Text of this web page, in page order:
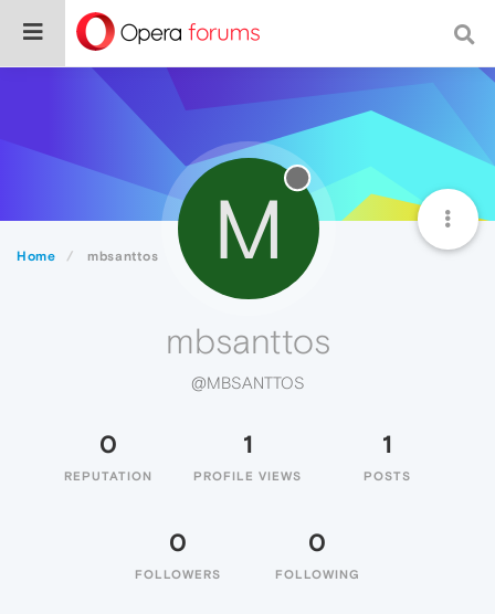
Home mbsanttos M
mbsanttos
@MBSANTTOS
0
REPUTATION
1
PROFILE VIEWS
1
POSTS
0
FOLLOWERS
0
FOLLOWING